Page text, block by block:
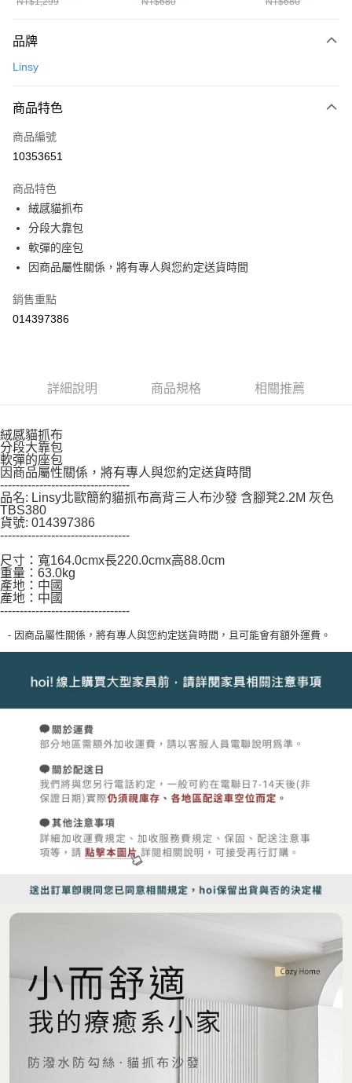
台灣樂天信用卡公司
聯邦商業銀行
玉山商業銀行
台灣樂天信用卡公司
【關於「AFTEE先享後付」】
AFTEE先享後付是「在收到商品之後才付款」的支付方式。 讓您購物簡單
便利好安心！
３．安心：先確認商品／服務後，再付款。
【「AFTEE先享後付」結帳流程】
結帳頁面，進行簡訊認證並確認金額後，即可完成結帳。
３．收到繳費通知簡訊後14天內，點擊此簡訊中的連結，可透過四大超商／
ATM／網路銀行／等多元方式進行付款，方視為交易完成。
購買商品的店家。未經商家同意取消之訂單仍視為有效，需透過AFTEE先享
後付繳納相關費用。
※ 交易是否成功請以「AFTEE先享後付 」之結帳頁面顯示為準，若有關於
是否繳費成功／繳費後需取消欲退款等相關疑問，請聯繫「AFTEE先享後付
【注意事項】
https://aftee.tw/terms/#terms3
任。
４．使用「AFTEE先享後付」時，將依據個別帳號之用戶狀況，依本公司即
時審查核予不同之上限額度；若仍有額度不足之情形，本公司將視審查結果
請求用戶進行身份認證。
５．嚴禁一人註冊多個帳號或使用他人資訊註冊。若發現惡意使用之情形，
恩沛科技股份有限公司將有權停止該用戶之使用額度並採取法律行動。
每筆NT$99，滿NT$799(含以上)免運費
品牌
Linsy
商品特色
商品編號
10353651
商品特色
絨感貓抓布
分段大靠包
軟彈的座包
因商品屬性關係，將有專人與您約定送貨時間
銷售重點
014397386
詳細說明 商品規格 相關推薦
絨感貓抓布
分段大靠包
軟彈的座包
因商品屬性關係，將有專人與您約定送貨時間
---------------------------------
品名: Linsy北歐簡約貓抓布高背三人布沙發 含腳凳2.2M 灰色
TBS380
貨號: 014397386
---------------------------------
尺寸：寬164.0cmx長220.0cmx高88.0cm
重量：63.0kg
產地：中國
產地：中國
---------------------------------
- 因商品屬性關係，將有專人與您約定送貨時間，且可能會有額外運費。